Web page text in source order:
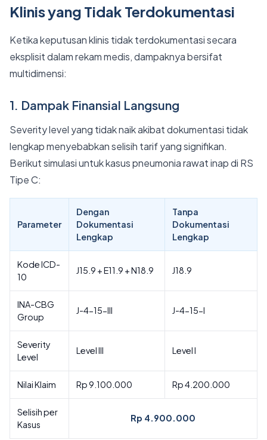
Klinis yang Tidak Terdokumentasi
Ketika keputusan klinis tidak terdokumentasi secara
eksplisit dalam rekam medis, dampaknya bersifat
multidimensi:
1. Dampak Finansial Langsung
Severity level yang tidak naik akibat dokumentasi tidak
lengkap menyebabkan selisih tarif yang signifikan.
Berikut simulasi untuk kasus pneumonia rawat inap di RS
Tipe C:
Parameter
Dengan
Dokumentasi
Lengkap
Tanpa
Dokumentasi
Lengkap
Kode ICD-
10
J15.9 + E11.9 + N18.9 J18.9
INA-CBG
Group
J-4-15-III J-4-15-I
Severity
Level
Level III Level I
Nilai Klaim Rp 9.100.000 Rp 4.200.000
Selisih per
Kasus
Rp 4.900.000